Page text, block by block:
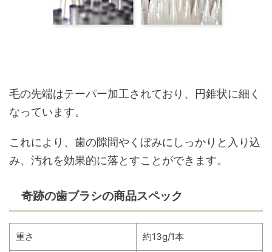
毛の先端はテーパー加工されており、円錐状に細く
なっています。
これにより、歯の隙間やくぼみにしっかりと入り込
み、汚れを効果的に落とすことができます。
奇跡の歯ブラシの商品スペック
重さ 約13g/1本